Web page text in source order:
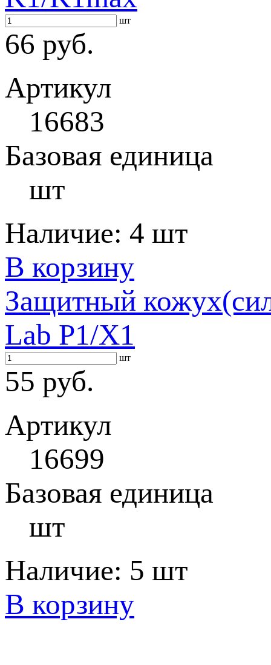
шт
66 руб.
Артикул
16683
Базовая единица
шт
Наличие: 4 шт
В корзину
Защитный
Lab P1/X1
шт
55 руб.
Артикул
16699
Базовая единица
шт
Наличие: 5 шт
В корзину